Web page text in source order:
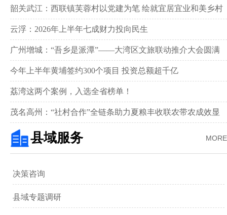
领跑全国赛道‌
韶关武江：西联镇芙蓉村以党建为笔 绘就宜居宜业和美乡村
新画卷‌
云浮：2026年上半年七成财力投向民生
广州增城：“吾乡是派潭”——大湾区文旅联动推介大会圆满
举行
今年上半年黄埔签约300个项目 投资总额超千亿
荔湾这两个案例，入选全省榜单！
茂名高州：“社村合作”全链条助力夏粮丰收联农带农成效显
著‌
MORE
县域服务
决策咨询
县域专题调研